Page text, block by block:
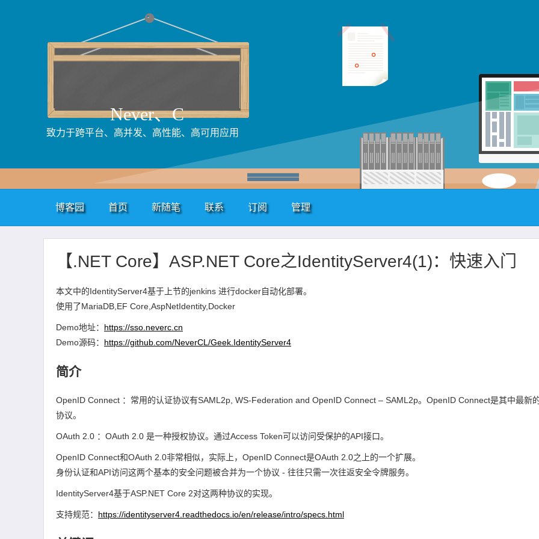
Never、C
致力于跨平台、高并发、高性能、高可用应用
博客园 首页 新随笔 联系 订阅 管理
【.NET Core】ASP.NET Core之IdentityServer4(1)：快速入门
本文中的IdentityServer4基于上节的jenkins 进行docker自动化部署。
使用了MariaDB,EF Core,AspNetIdentity,Docker
Demo地址： https://sso.neverc.cn
Demo源码： https://github.com/NeverCL/Geek.IdentityServer4
简介
OpenID Connect ：常用的认证协议有SAML2p, WS-Federation and OpenID Connect – SAML2p。OpenID Connect是其中最新
协议。
OAuth 2.0 ：OAuth 2.0 是一种授权协议。通过Access Token可以访问受保护的API接口。
OpenID Connect和OAuth 2.0非常相似，实际上，OpenID Connect是OAuth 2.0之上的一个扩展。
身份认证和API访问这两个基本的安全问题被合并为一个协议 - 往往只需一次往返安全令牌服务。
IdentityServer4基于ASP.NET Core 2对这两种协议的实现。
支持规范： https://identityserver4.readthedocs.io/en/release/intro/specs.html